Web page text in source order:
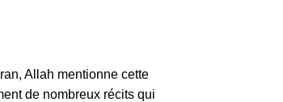
Allah mentionne cette
de nombreux récits qui